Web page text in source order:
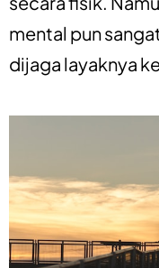
mental pun
dijaga layaknya